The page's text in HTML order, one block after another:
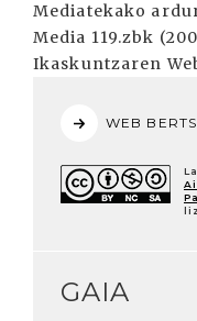
Mediatekako
Media 119.zbk
Ikaskuntzaren
WEB
GAIA